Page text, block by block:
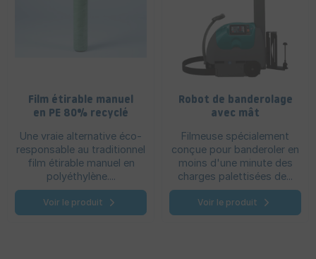
Film étirable manuel
en PE 80% recyclé
Une vraie alternative éco-
responsable au traditionnel
film étirable manuel en
polyéthylène....
Voir le produit
Robot de banderolage
avec mât
Filmeuse spécialement
conçue pour banderoler en
moins d'une minute des
charges palettisées de...
Voir le produit